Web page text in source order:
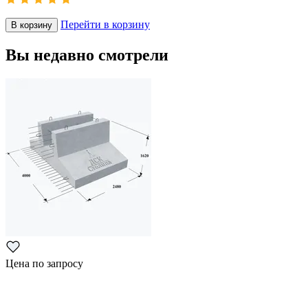
В корзину Перейти в корзину
Вы недавно смотрели
Цена по запросу